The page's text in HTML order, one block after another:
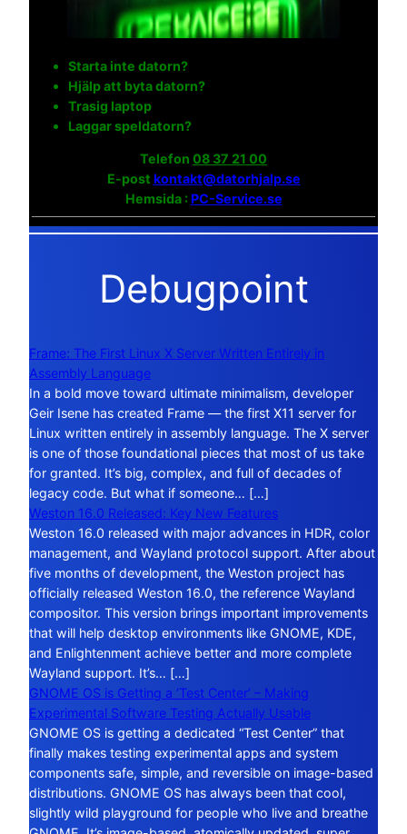
Starta inte datorn?
Hjälp att byta datorn?
Trasig laptop
Laggar speldatorn?
Telefon 08 37 21 00
E-post kontakt@datorhjalp.se
Hemsida : PC-Service.se
Debugpoint
Frame: The First Linux X Server Written Entirely in
Assembly Language
In a bold move toward ultimate minimalism, developer
Geir Isene has created Frame — the first X11 server for
Linux written entirely in assembly language. The X server
is one of those foundational pieces that most of us take
for granted. It’s big, complex, and full of decades of
legacy code. But what if someone… […]
Weston 16.0 Released: Key New Features
Weston 16.0 released with major advances in HDR, color
management, and Wayland protocol support. After about
five months of development, the Weston project has
officially released Weston 16.0, the reference Wayland
compositor. This version brings important improvements
that will help desktop environments like GNOME, KDE,
and Enlightenment achieve better and more complete
Wayland support. It’s… […]
GNOME OS is Getting a ‘Test Center’ – Making
Experimental Software Testing Actually Usable
GNOME OS is getting a dedicated “Test Center” that
finally makes testing experimental apps and system
components safe, simple, and reversible on image-based
distributions. GNOME OS has always been that cool,
slightly wild playground for people who live and breathe